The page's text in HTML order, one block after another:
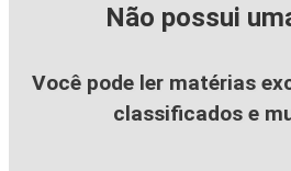
Não possui
Você pode ler matérias
classificados e